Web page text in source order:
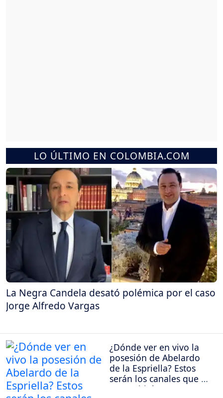
LO ÚLTIMO EN COLOMBIA.COM
La Negra Candela desató polémica por el caso
Jorge Alfredo Vargas
¿Dónde ver en vivo la
posesión de Abelardo
de la Espriella? Estos
serán los canales que la
transmitirán